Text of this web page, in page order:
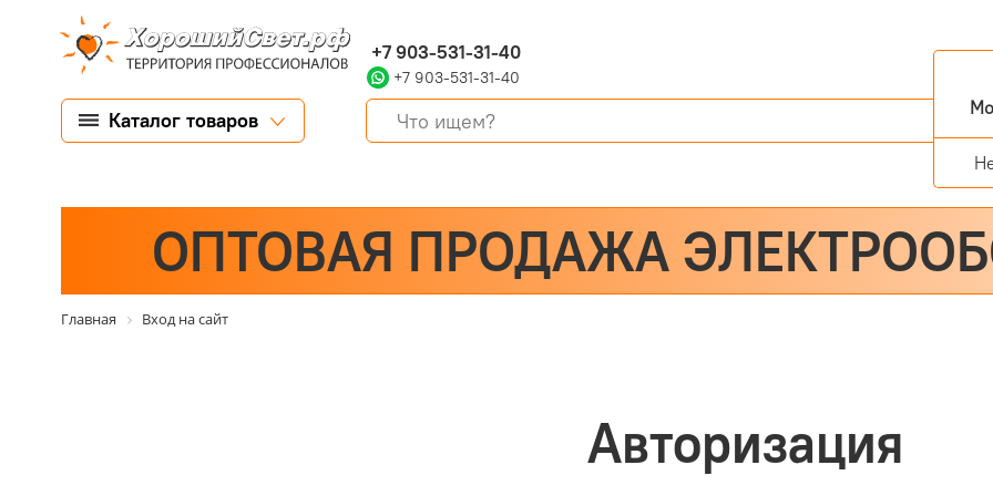
+7 903-531-31-40
+7 903-531-31-40
Каталог товаров
ОПТОВАЯ ПРОДАЖА
Главная Вход на сайт
Авторизация